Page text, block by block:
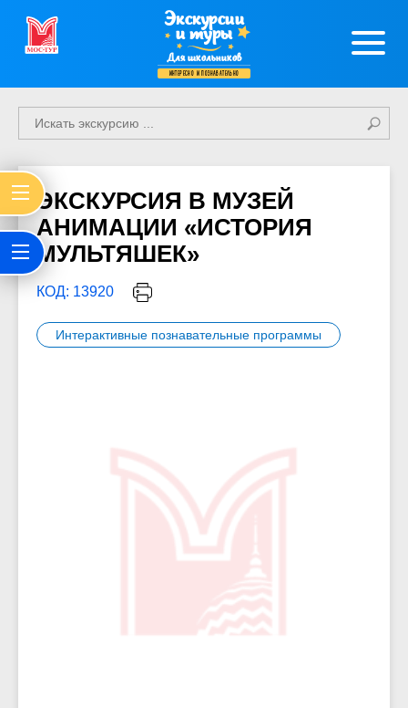
Экскурсии
и туры
Для школьников
интересно и познавательно
ЭКСКУРСИЯ В МУЗЕЙ
АНИМАЦИИ «ИСТОРИЯ
МУЛЬТЯШЕК»
КОД: 13920
Интерактивные познавательные программы